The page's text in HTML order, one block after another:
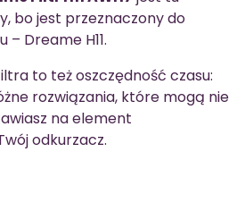
bo jest przeznaczony do
Dreame H11.
to też oszczędność czasu:
rozwiązania, które mogą nie
na element
odkurzacz.